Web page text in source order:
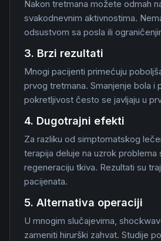
Nakon tretmana možete odmah
svakodnevnim aktivnostima.
odsustvom sa posla ili
3. Brzi rezultati
Mnogi pacijenti primećuju
prvog tretmana. Smanjenje bola i
pokretljivost često se javljaju u
4. Dugotrajni efekti
Za razliku od simptomatskog
terapija deluje na uzrok problema
regeneraciju tkiva. Rezultati su
pacijenata.
5. Alternativa operaciji
U mnogim slučajevima,
zameniti hirurški zahvat. Studije